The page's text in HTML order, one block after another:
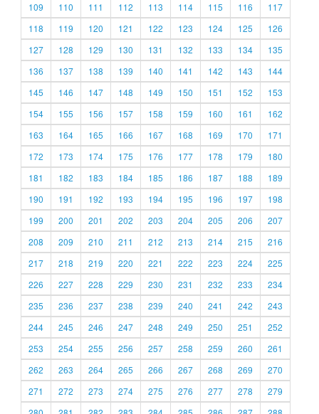
109
110 111 112 113 114 115 116
117
118
119 120 121 122 123 124 125
126
127
128 129 130 131 132 133 134
135
136
137 138 139 140 141 142 143
144
145
146 147 148 149 150 151 152
153
154
155 156 157 158 159 160 161
162
163
164 165 166 167 168 169 170
171
172
173 174 175 176 177 178 179
180
181
182 183 184 185 186 187 188
189
190
191 192 193 194 195 196 197
198
199
200 201 202 203 204 205 206
207
208
209 210 211 212 213 214 215
216
217
218 219 220 221 222 223 224
225
226
227 228 229 230 231 232 233
234
235
236 237 238 239 240 241 242
243
244
245 246 247 248 249 250 251
252
253
254 255 256 257 258 259 260
261
262
263 264 265 266 267 268 269
270
271
272 273 274 275 276 277 278
279